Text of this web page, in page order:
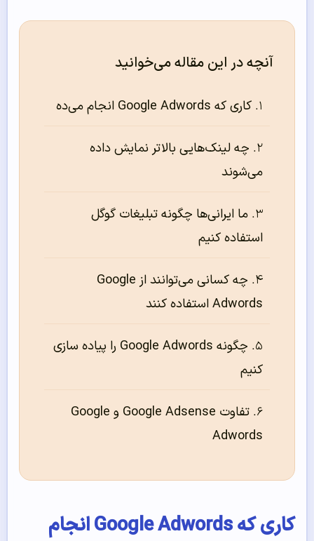
آنچه در این مقاله می‌خوانید
کاری که Google Adwords انجام می‌‌ده
چه لینک‌‌هایی بالاتر نمایش داده
می‌‌شوند
ما ایرانی‌ها چگونه تبلیغات گوگل
استفاده کنیم
چه کسانی می‌توانند از Google
Adwords استفاده کنند
چگونه Google Adwords را پیاده سازی
کنیم
تفاوت Google Adsense و Google
Adwords
کاری که Google Adwords انجام